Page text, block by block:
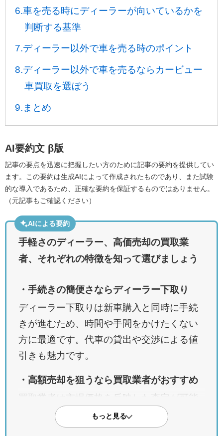
6.車を売る時にディーラーが向いているかを
判断する基準
7.ディーラー以外で車を売る時のポイント
8.ディーラー以外で車を売るならカービュー
車買取を選ぼう
9.まとめ
AI要約文 β版
記事の要点を迅速に把握したい方のために記事の要約を提供してい
ます。この要約は生成AIによって作成されたものであり、また試験
的な導入であるため、正確な要約を保証するものではありません。
（元記事もご確認ください）
AIによる要約
手軽さのディーラー、高価売却の買取業
者、それぞれの特徴を知って選びましょう
・手続きの簡便さならディーラー下取り
ディーラー下取りは新車購入と同時に手続
きが進むため、時間や手間をかけたくない
方に最適です。代車の貸出や交渉による値
引きも魅力です。
・高額売却を狙うなら買取業者がおすすめ
買取業者は市場価格を反映した査定が可能
で、メーカーや車種を問わず対応してくれ
ます。出張査定にも対応しているため利便
もっと見る